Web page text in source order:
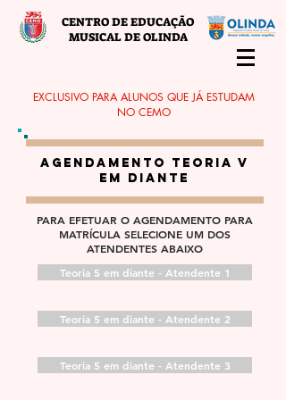
CENTRO DE EDUCAÇÃO
MUSICAL DE OLINDA
EXCLUSIVO PARA ALUNOS QUE JÁ ESTUDAM
NO CEMO
AGENDAMENTO TEORIA V
em diante
PARA EFETUAR O AGENDAMENTO PARA
MATRÍCULA SELECIONE UM DOS
ATENDENTES ABAIXO
Teoria 5 em diante - Atendente 1
Teoria 5 em diante - Atendente 2
Teoria 5 em diante - Atendente 3